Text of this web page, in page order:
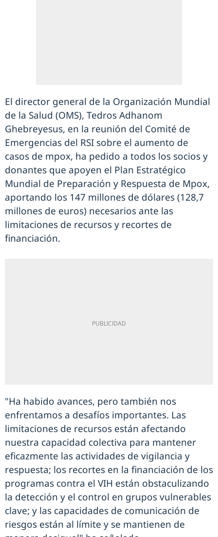
El director general de la Organización Mundial
de la Salud (OMS), Tedros Adhanom
Ghebreyesus, en la reunión del Comité de
Emergencias del RSI sobre el aumento de
casos de mpox, ha pedido a todos los socios y
donantes que apoyen el Plan Estratégico
Mundial de Preparación y Respuesta de Mpox,
aportando los 147 millones de dólares (128,7
millones de euros) necesarios ante las
limitaciones de recursos y recortes de
financiación.
"Ha habido avances, pero también nos
enfrentamos a desafíos importantes. Las
limitaciones de recursos están afectando
nuestra capacidad colectiva para mantener
eficazmente las actividades de vigilancia y
respuesta; los recortes en la financiación de los
programas contra el VIH están obstaculizando
la detección y el control en grupos vulnerables
clave; y las capacidades de comunicación de
riesgos están al límite y se mantienen de